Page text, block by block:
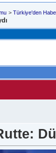
> Türkiye'den